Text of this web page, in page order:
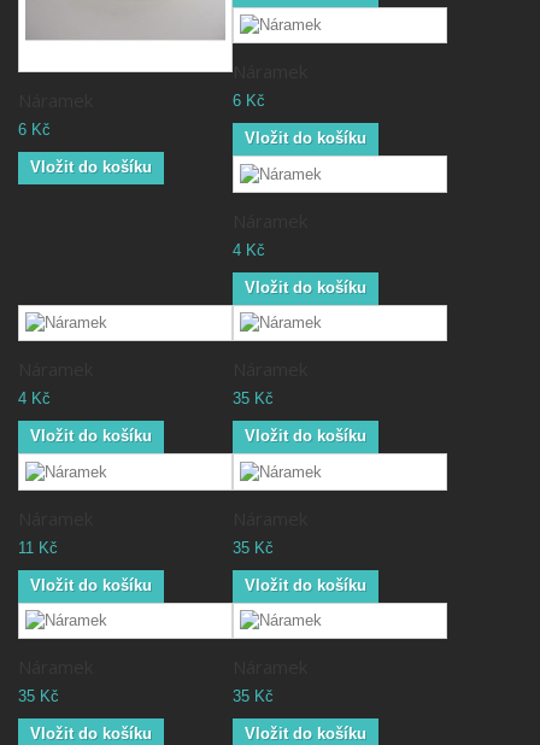
6 Kč
Vložit do košíku
6 Kč
Vložit do košíku
4 Kč
Vložit do košíku
4 Kč
Vložit do košíku
35 Kč
Vložit do košíku
11 Kč
Vložit do košíku
35 Kč
Vložit do košíku
35 Kč
Vložit do košíku
35 Kč
Vložit do košíku